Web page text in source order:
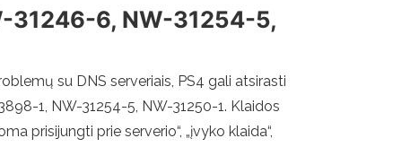
31246-6, NW-31254-5,
su DNS serveriais, PS4 gali atsirasti
1, NW-31254-5, NW-31250-1. Klaidos
prisijungti prie serverio“, „įvyko klaida“,